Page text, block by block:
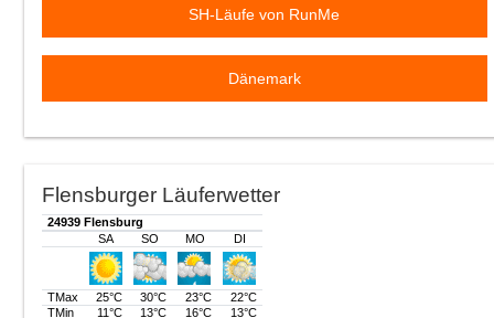
SH-Läufe von RunMe
Dänemark
Flensburger Läuferwetter